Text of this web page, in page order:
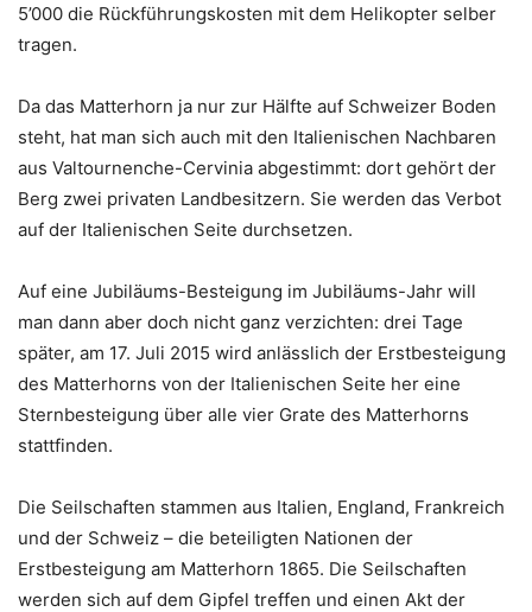
5’000 die Rückführungskosten mit dem Helikopter selber
tragen.
Da das Matterhorn ja nur zur Hälfte auf Schweizer Boden
steht, hat man sich auch mit den Italienischen Nachbaren
aus Valtournenche-Cervinia abgestimmt: dort gehört der
Berg zwei privaten Landbesitzern. Sie werden das Verbot
auf der Italienischen Seite durchsetzen.
Auf eine Jubiläums-Besteigung im Jubiläums-Jahr will
man dann aber doch nicht ganz verzichten: drei Tage
später, am 17. Juli 2015 wird anlässlich der Erstbesteigung
des Matterhorns von der Italienischen Seite her eine
Sternbesteigung über alle vier Grate des Matterhorns
stattfinden.
Die Seilschaften stammen aus Italien, England, Frankreich
und der Schweiz – die beteiligten Nationen der
Erstbesteigung am Matterhorn 1865. Die Seilschaften
werden sich auf dem Gipfel treffen und einen Akt der